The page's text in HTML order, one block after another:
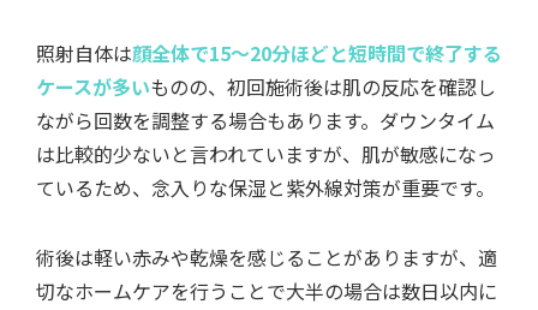
照射自体は顔全体で15～20分ほどと短時間で終了する
ケースが多いものの、初回施術後は肌の反応を確認し
ながら回数を調整する場合もあります。ダウンタイム
は比較的少ないと言われていますが、肌が敏感になっ
ているため、念入りな保湿と紫外線対策が重要です。
術後は軽い赤みや乾燥を感じることがありますが、適
切なホームケアを行うことで大半の場合は数日以内に